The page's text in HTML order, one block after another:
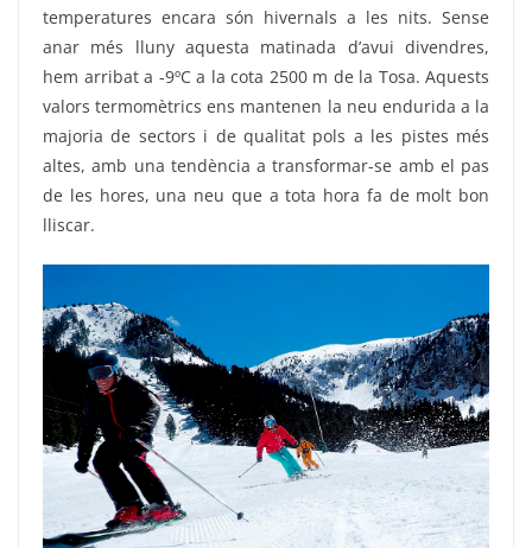
temperatures encara són hivernals a les nits. Sense
anar més lluny aquesta matinada d’avui divendres,
hem arribat a -9ºC a la cota 2500 m de la Tosa. Aquests
valors termomètrics ens mantenen la neu endurida a la
majoria de sectors i de qualitat pols a les pistes més
altes, amb una tendència a transformar-se amb el pas
de les hores, una neu que a tota hora fa de molt bon
lliscar.